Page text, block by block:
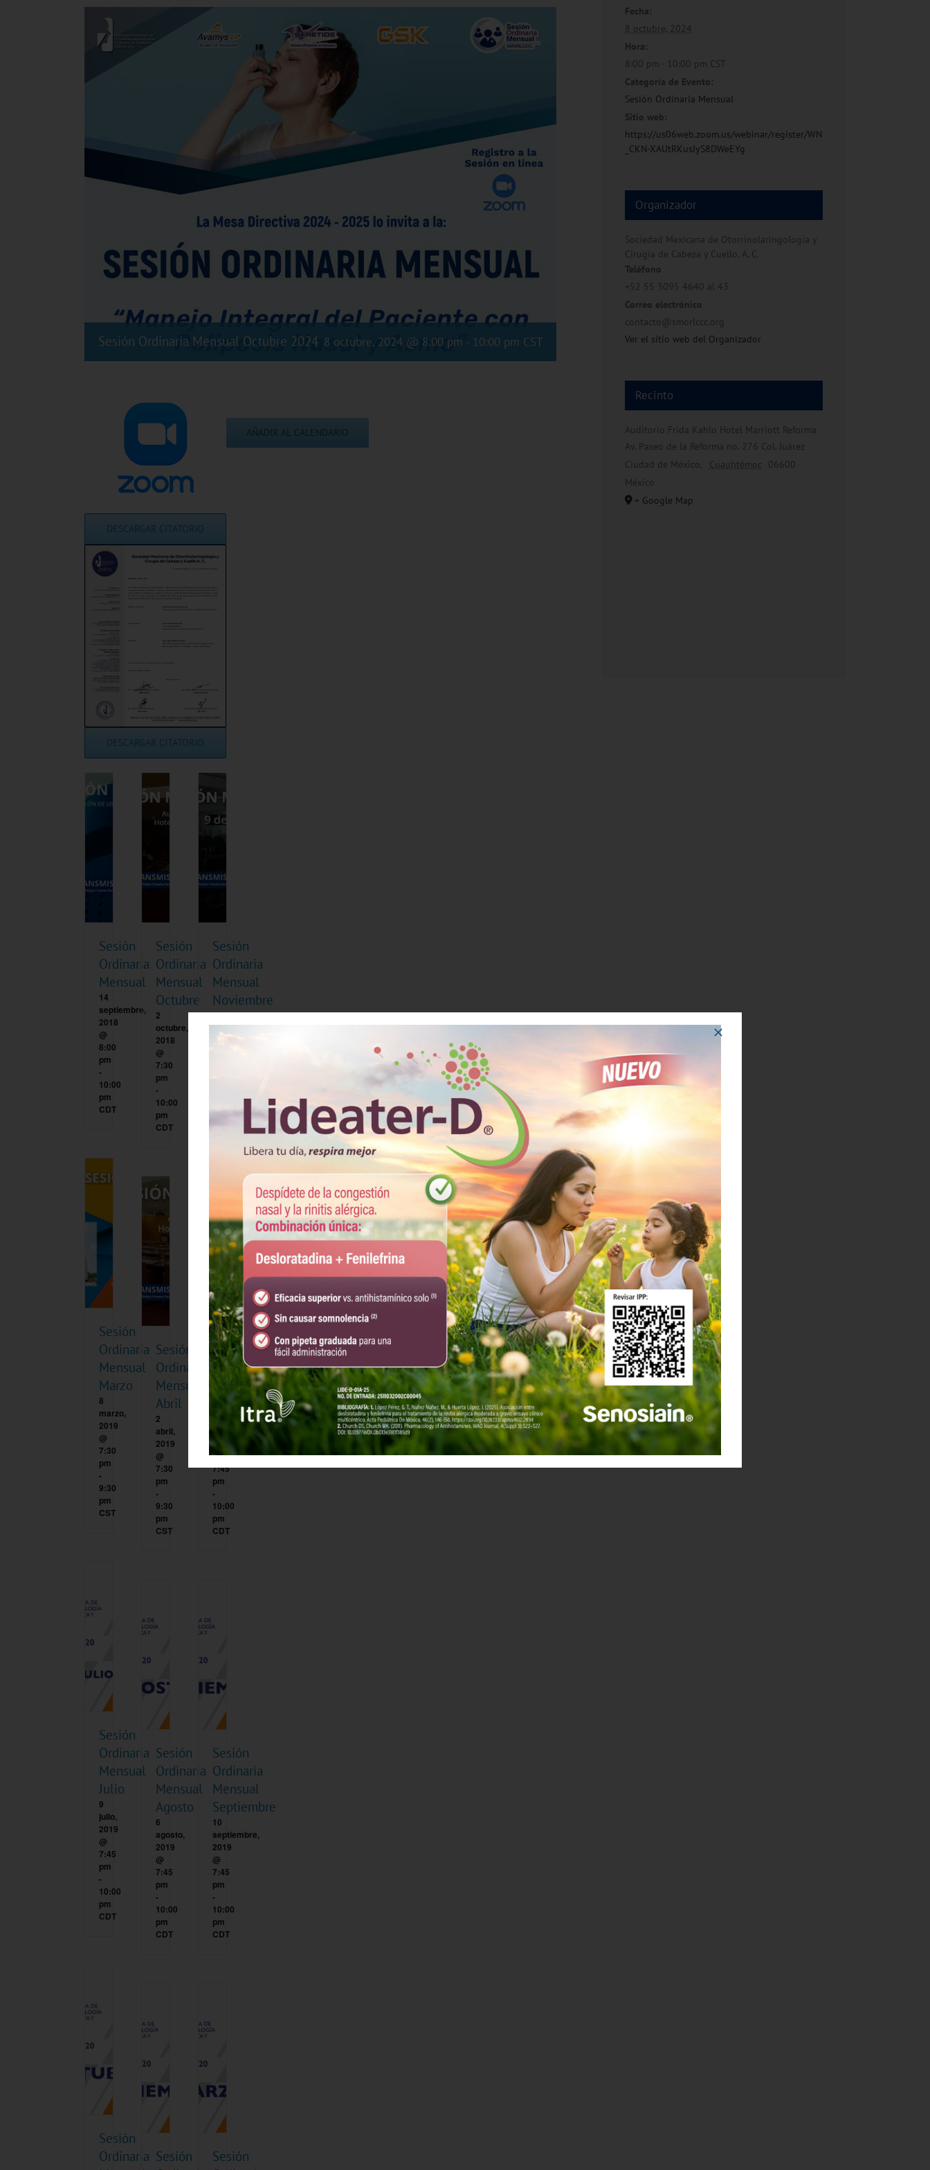
Sesión Ordinaria Mensual Octubre 2024 8 octubre, 2024 @ 8:00 pm - 10:00 pm CST
DESCARGAR CITATORIO
DESCARGAR CITATORIO
Sesión
Ordinaria
Mensual
14
septiembre,
2018
@
8:00
pm
-
10:00
pm
CDT
Sesión
Ordinaria
Mensual
Octubre
2
octubre,
2018
@
7:30
pm
-
10:00
pm
CDT
Sesión
Ordinaria
Mensual
Noviembre
9
noviembre,
2018
pm
CST
Sesión
Ordinaria
Mensual
Marzo
8
marzo,
2019
@
7:30
pm
-
9:30
pm
CST
Sesión
Ordinaria
Mensual
Abril
2
abril,
2019
@
7:30
pm
-
9:30
pm
CST
Sesión
Ordinaria
Mensual
Junio
junio,
2019
@
7:45
pm
-
10:00
pm
CDT
Sesión
Ordinaria
Mensual
Julio
9
julio,
2019
@
7:45
pm
-
10:00
pm
CDT
Sesión
Ordinaria
Mensual
Agosto
6
agosto,
2019
@
7:45
pm
-
10:00
pm
CDT
Sesión
Ordinaria
Mensual
Septiembre
10
septiembre,
2019
@
7:45
pm
-
10:00
pm
CDT
Sesión
Ordinaria Sesión
Sesión
Fecha:
8 octubre, 2024
Hora:
8:00 pm - 10:00 pm CST
Categoría de Evento:
Sesión Ordinaria Mensual
Sitio web:
https://us06web.zoom.us/webinar/register/WN
_CKN-XAUtRKusJyS8DWeEYg
Organizador
Sociedad Mexicana de Otorrinolaringología y
Cirugía de Cabeza y Cuello, A. C.
Teléfono
+52 55 3095 4640 al 43
Correo electrónico
contacto@smorlccc.org
Ver el sitio web del Organizador
Recinto
Auditorio Frida Kahlo Hotel Marriott Reforma
Av. Paseo de la Reforma no. 276 Col. Juárez
Ciudad de México , Cuauhtémoc
06600
México
+ Google Map